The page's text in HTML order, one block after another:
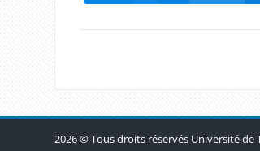
Blocs
2026 © Tous droits réservés Université de